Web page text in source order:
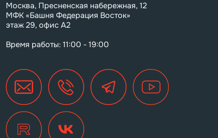
Москва, Пресненская набережная, 12
МФК «Башня Федерация Восток»
этаж 29, офис А2
Время работы: 11:00 - 19:00